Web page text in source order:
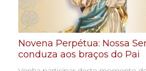
Novena Perpétua: Nossa
conduza aos braços do Pai